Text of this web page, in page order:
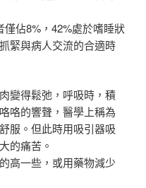
佔8%，42%處於嗜睡狀
緊與病人交流的合適時
變得鬆弛，呼吸時，積
咯的響聲，醫學上稱為
服。但此時用吸引器吸
的痛苦。
高一些，或用藥物減少